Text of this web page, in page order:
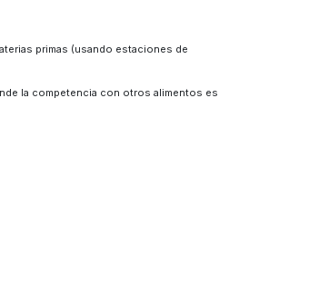
primas (usando estaciones de
la competencia con otros alimentos es